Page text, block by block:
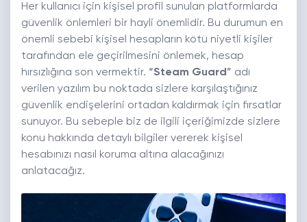
Her kullanıcı için kişisel profil sunulan platformlarda
güvenlik önlemleri bir hayli önemlidir. Bu durumun en
önemli sebebi kişisel hesapların kötü niyetli kişiler
tarafından ele geçirilmesini önlemek, hesap
hırsızlığına son vermektir. “Steam Guard ” adı
verilen yazılım bu noktada sizlere karşılaştığınız
güvenlik endişelerini ortadan kaldırmak için fırsatlar
sunuyor. Bu sebeple biz de ilgili içeriğimizde sizlere
konu hakkında detaylı bilgiler vererek kişisel
hesabınızı nasıl koruma altına alacağınızı
anlatacağız.